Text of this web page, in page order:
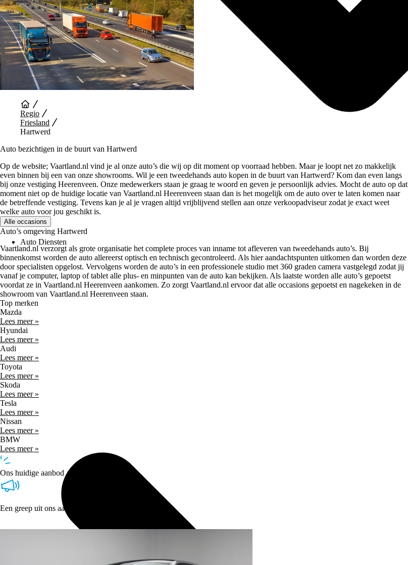
Auto Diensten
Regio
Friesland
Hartwerd
Auto bezichtigen in de buurt van Hartwerd
Op de website; Vaartland.nl vind je al onze auto’s die wij op dit moment op voorraad hebben. Maar je loopt net zo makkelijk
even binnen bij een van onze showrooms. Wil je een tweedehands auto kopen in de buurt van Hartwerd? Kom dan even langs
bij onze vestiging Heerenveen. Onze medewerkers staan je graag te woord en geven je persoonlijk advies. Mocht de auto op dat
moment niet op de huidige locatie van Vaartland.nl Heerenveen staan dan is het mogelijk om de auto over te laten komen naar
de betreffende vestiging. Tevens kan je al je vragen altijd vrijblijvend stellen aan onze verkoopadviseur zodat je exact weet
welke auto voor jou geschikt is.
Alle occasions
Auto’s omgeving Hartwerd
Vaartland.nl verzorgt als grote organisatie het complete proces van inname tot afleveren van tweedehands auto’s. Bij
binnenkomst worden de auto allereerst optisch en technisch gecontroleerd. Als hier aandachtspunten uitkomen dan worden deze
door specialisten opgelost. Vervolgens worden de auto’s in een professionele studio met 360 graden camera vastgelegd zodat jij
vanaf je computer, laptop of tablet alle plus- en minpunten van de auto kan bekijken. Als laatste worden alle auto’s gepoetst
voordat ze in Vaartland.nl Heerenveen aankomen. Zo zorgt Vaartland.nl ervoor dat alle occasions gepoetst en nagekeken in de
showroom van Vaartland.nl Heerenveen staan.
Top merken
Mazda
Lees meer »
Hyundai
Lees meer »
Audi
Lees meer »
Toyota
Lees meer »
Skoda
Lees meer »
Tesla
Lees meer »
Nissan
Lees meer »
BMW
Lees meer »
Ons huidige aanbod
Een greep uit ons aanbod